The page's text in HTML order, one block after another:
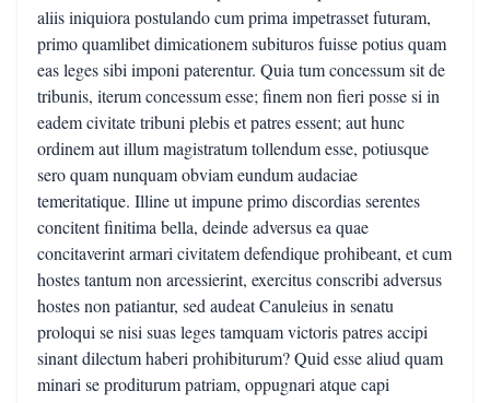
aliis iniquiora postulando cum prima impetrasset futuram,
primo quamlibet dimicationem subituros fuisse potius quam
eas leges sibi imponi paterentur. Quia tum concessum sit de
tribunis, iterum concessum esse; finem non fieri posse si in
eadem civitate tribuni plebis et patres essent; aut hunc
ordinem aut illum magistratum tollendum esse, potiusque
sero quam nunquam obviam eundum audaciae
temeritatique. Illine ut impune primo discordias serentes
concitent finitima bella, deinde adversus ea quae
concitaverint armari civitatem defendique prohibeant, et cum
hostes tantum non arcessierint, exercitus conscribi adversus
hostes non patiantur, sed audeat Canuleius in senatu
proloqui se nisi suas leges tamquam victoris patres accipi
sinant dilectum haberi prohibiturum? Quid esse aliud quam
minari se proditurum patriam, oppugnari atque capi